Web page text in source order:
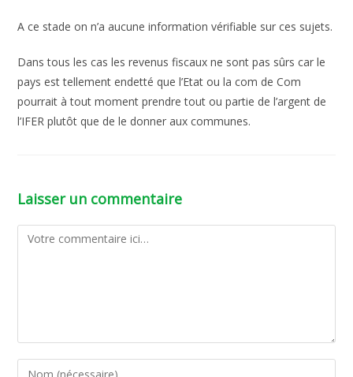
A ce stade on n’a aucune information vérifiable sur ces sujets.
Dans tous les cas les revenus fiscaux ne sont pas sûrs car le
pays est tellement endetté que l’Etat ou la com de Com
pourrait à tout moment prendre tout ou partie de l’argent de
l’IFER plutôt que de le donner aux communes.
Laisser un commentaire
Comment
Enter